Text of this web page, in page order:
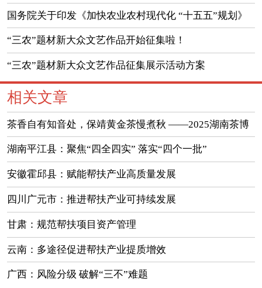
国务院关于印发《加快农业农村现代化 “十五五”规划》
的通知
“三农”题材新大众文艺作品开始征集啦！
“三农”题材新大众文艺作品征集展示活动方案
相关文章
茶香自有知音处，保靖黄金茶慢煮秋 ——2025湖南茶博
会保靖展区见闻
湖南平江县：聚焦“四全四实” 落实“四个一批”
安徽霍邱县：赋能帮扶产业高质量发展
四川广元市：推进帮扶产业可持续发展
甘肃：规范帮扶项目资产管理
云南：多途径促进帮扶产业提质增效
广西：风险分级 破解“三不”难题